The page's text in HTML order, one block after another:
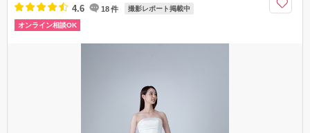
部写真館になります。
06-6445-5114
4.6 18件 撮影レポート掲載中
オンライン相談OK